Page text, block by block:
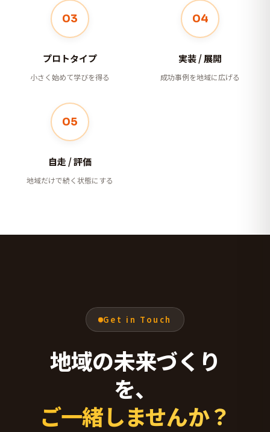
03
プロトタイプ
小さく始めて学びを得る
04
実装 / 展開
成功事例を地域に広げる
05
自走 / 評価
地域だけで続く状態にする
Get in Touch
地域の未来づくり
を、
ご一緒しませんか？